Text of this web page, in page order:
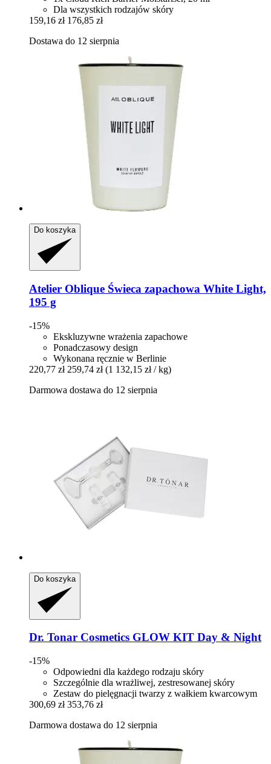
Dla wszystkich rodzajów skóry
159,16 zł 176,85 zł
Dostawa do 12 sierpnia
Do koszyka
Atelier Oblique Świeca zapachowa White Light,
195 g
-15%
Ekskluzywne wrażenia zapachowe
Ponadczasowy design
Wykonana ręcznie w Berlinie
220,77 zł 259,74 zł (1 132,15 zł / kg)
Darmowa dostawa do 12 sierpnia
Do koszyka
Dr. Tonar Cosmetics GLOW KIT Day & Night
-15%
Odpowiedni dla każdego rodzaju skóry
Szczególnie dla wrażliwej, zestresowanej skóry
Zestaw do pielęgnacji twarzy z wałkiem kwarcowym
300,69 zł 353,76 zł
Darmowa dostawa do 12 sierpnia